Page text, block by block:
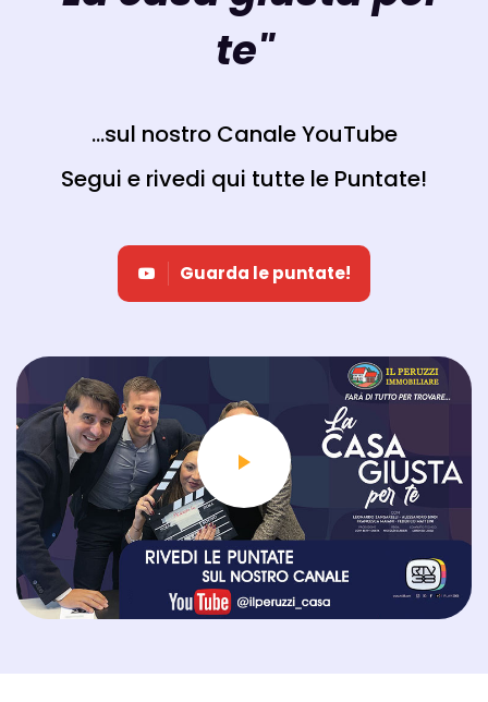
te"
...sul nostro Canale YouTube
Segui e rivedi qui tutte le Puntate!
Guarda le puntate!